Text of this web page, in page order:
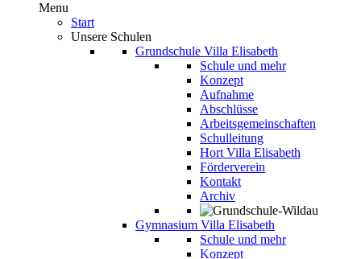
Menu
Start
Unsere Schulen
Grundschule Villa Elisabeth
Schule und mehr
Konzept
Aufnahme
Abschlüsse
Arbeitsgemeinschaften
Schulleitung
Hort Villa Elisabeth
Förderverein
Kontakt
Archiv
Gymnasium Villa Elisabeth
Schule und mehr
Konzept